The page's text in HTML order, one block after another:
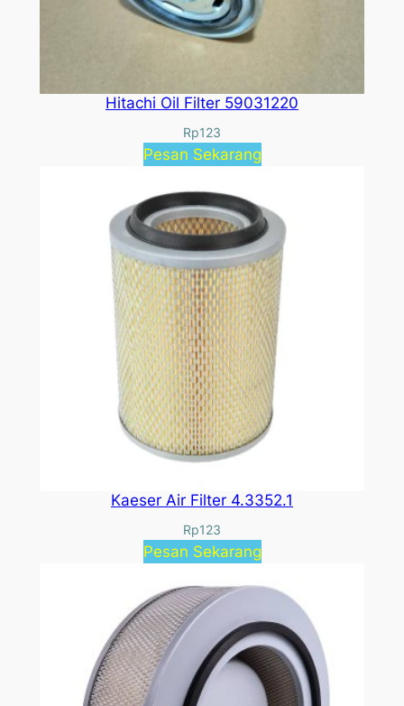
Hitachi Oil Filter 59031220
Rp123
Pesan Sekarang
Kaeser Air Filter 4.3352.1
Rp123
Pesan Sekarang